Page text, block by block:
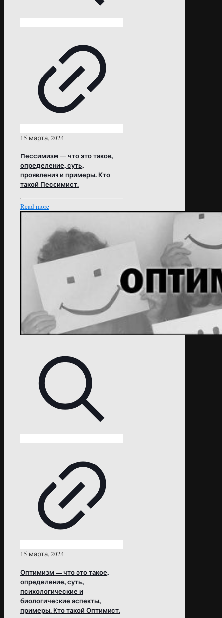
15 марта, 2024
Пессимизм — что это такое,
определение, суть,
проявления и примеры. Кто
такой Пессимист.
Read more
15 марта, 2024
Оптимизм — что это такое,
определение, суть,
психологические и
биологические аспекты,
примеры. Кто такой Оптимист.